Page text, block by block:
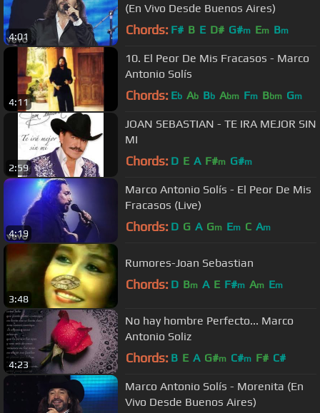
4:01
(En Vivo Desde Buenos Aires)
Chords: F# B E D# G#m Em Bm
4:11
10. El Peor De Mis Fracasos - Marco
Antonio Solís
Chords: Eb Ab Bb Abm Fm Bbm Gm
2:59
JOAN SEBASTIAN - TE IRA MEJOR SIN
MI
Chords: D E A F#m G#m
4:19
Marco Antonio Solís - El Peor De Mis
Fracasos (Live)
Chords: D G A Gm Em C Am
3:48
Rumores-Joan Sebastian
Chords: D Bm A E F#m Am Em
4:23
No hay hombre Perfecto... Marco
Antonio Soliz
Chords: B E A G#m C#m F# C#
Marco Antonio Solís - Morenita (En
Vivo Desde Buenos Aires)